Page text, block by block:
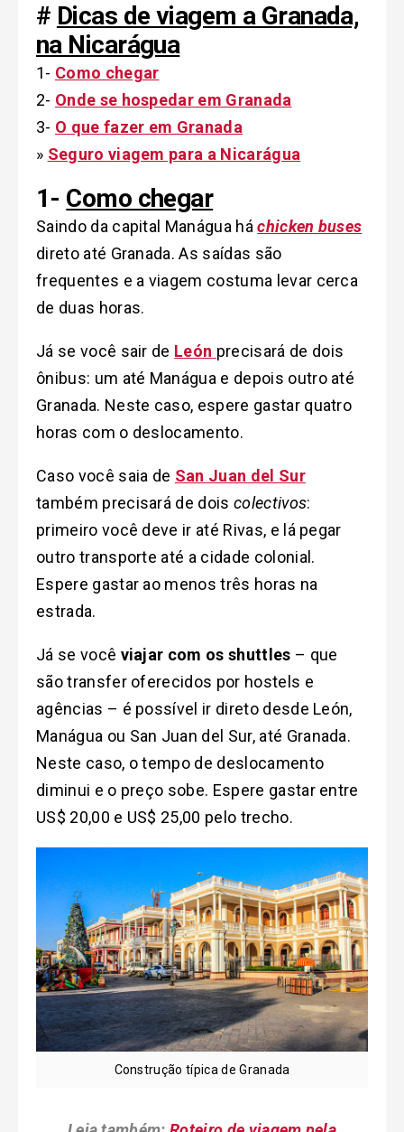
# Dicas de viagem a Granada,
na Nicarágua
1- Como chegar
2- Onde se hospedar em Granada
3- O que fazer em Granada
» Seguro viagem para a Nicarágua
1- Como chegar
Saindo da capital Manágua háchicken buses
direto até Granada. As saídas são
frequentes e a viagem costuma levar cerca
de duas horas.
Já se você sair de León precisará de dois
ônibus: um até Manágua e depois outro até
Granada. Neste caso, espere gastar quatro
horas com o deslocamento.
Caso você saia de San Juan del Sur
também precisará de doiscolectivos:
primeiro você deve ir até Rivas, e lá pegar
outro transporte até a cidade colonial.
Espere gastar ao menos três horas na
estrada.
Já se você viajar com os shuttles – que
são transfer oferecidos por hostels e
agências – é possível ir direto desde León,
Manágua ou San Juan del Sur, até Granada.
Neste caso, o tempo de deslocamento
diminui e o preço sobe. Espere gastar entre
US$ 20,00 e US$ 25,00 pelo trecho.
Construção típica de Granada